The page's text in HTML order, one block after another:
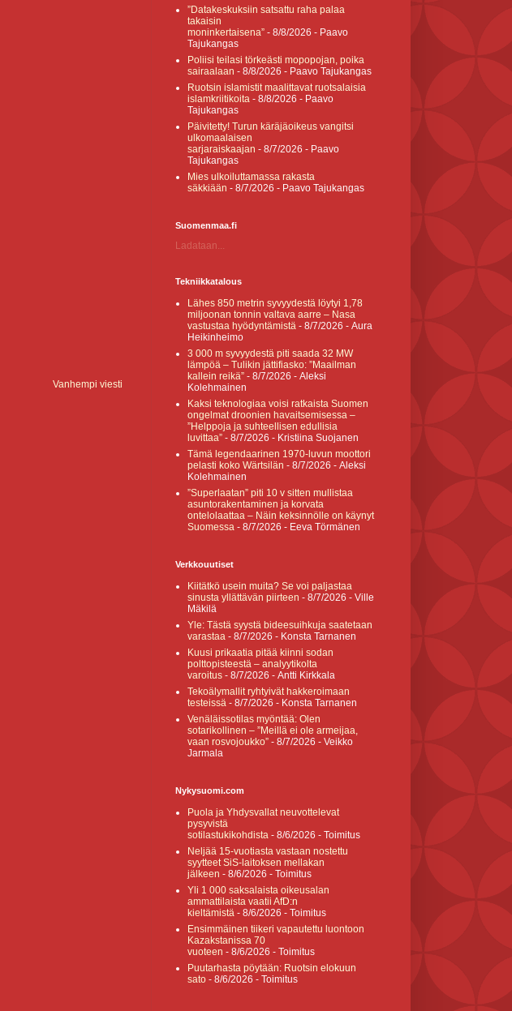
Vanhempi viesti
”Datakeskuksiin satsattu raha palaa
takaisin
moninkertaisena” - 8/8/2026 - Paavo
Tajukangas
Poliisi teilasi törkeästi mopopojan, poika
sairaalaan - 8/8/2026 - Paavo Tajukangas
Ruotsin islamistit maalittavat ruotsalaisia
islamkriitikoita - 8/8/2026 - Paavo
Tajukangas
Päivitetty! Turun käräjäoikeus vangitsi
ulkomaalaisen
sarjaraiskaajan - 8/7/2026 - Paavo
Tajukangas
Mies ulkoiluttamassa rakasta
säkkiään - 8/7/2026 - Paavo Tajukangas
Suomenmaa.fi
Ladataan...
Tekniikkatalous
Lähes 850 metrin syvyydestä löytyi 1,78
miljoonan tonnin valtava aarre – Nasa
vastustaa hyödyntämistä - 8/7/2026 - Aura
Heikinheimo
3 000 m syvyydestä piti saada 32 MW
lämpöä – Tulikin jättifiasko: ”Maailman
kallein reikä” - 8/7/2026 - Aleksi
Kolehmainen
Kaksi teknologiaa voisi ratkaista Suomen
ongelmat droonien havaitsemisessa –
”Helppoja ja suhteellisen edullisia
luvittaa” - 8/7/2026 - Kristiina Suojanen
Tämä legendaarinen 1970-luvun moottori
pelasti koko Wärtsilän - 8/7/2026 - Aleksi
Kolehmainen
”Superlaatan” piti 10 v sitten mullistaa
asuntorakentaminen ja korvata
ontelolaattaa – Näin keksinnölle on käynyt
Suomessa - 8/7/2026 - Eeva Törmänen
Verkkouutiset
Kiitätkö usein muita? Se voi paljastaa
sinusta yllättävän piirteen - 8/7/2026 - Ville
Mäkilä
Yle: Tästä syystä bideesuihkuja saatetaan
varastaa - 8/7/2026 - Konsta Tarnanen
Kuusi prikaatia pitää kiinni sodan
polttopisteestä – analyytikolta
varoitus - 8/7/2026 - Antti Kirkkala
Tekoälymallit ryhtyivät hakkeroimaan
testeissä - 8/7/2026 - Konsta Tarnanen
Venäläissotilas myöntää: Olen
sotarikollinen – ”Meillä ei ole armeijaa,
vaan rosvojoukko” - 8/7/2026 - Veikko
Jarmala
Nykysuomi.com
Puola ja Yhdysvallat neuvottelevat
pysyvistä
sotilastukikohdista - 8/6/2026 - Toimitus
Neljää 15-vuotiasta vastaan nostettu
syytteet SiS-laitoksen mellakan
jälkeen - 8/6/2026 - Toimitus
Yli 1 000 saksalaista oikeusalan
ammattilaista vaatii AfD:n
kieltämistä - 8/6/2026 - Toimitus
Ensimmäinen tiikeri vapautettu luontoon
Kazakstanissa 70
vuoteen - 8/6/2026 - Toimitus
Puutarhasta pöytään: Ruotsin elokuun
sato - 8/6/2026 - Toimitus